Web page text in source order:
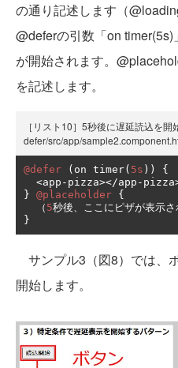
の通り記述します（
@deferの引数「on
が開始されます。
を記述します。
［リスト10］5秒後に遅延読込を
defer/src/app/
@defer ( on timer( 5s ))
{
<app - pizza></app - pizza
} @placeholder {
（ 5秒後、ここにピザが表示さ
}
サンプル3（図8）では、
開始します。